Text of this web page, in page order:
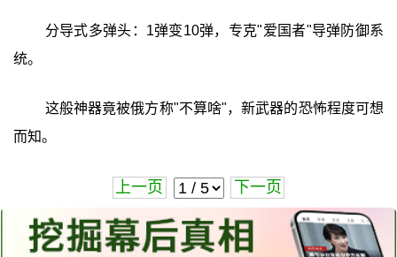
分导式多弹头：1弹变10弹，专克"爱国者"导弹防御系
统。
这般神器竟被俄方称"不算啥"，新武器的恐怖程度可想
而知。
上一页 下一页